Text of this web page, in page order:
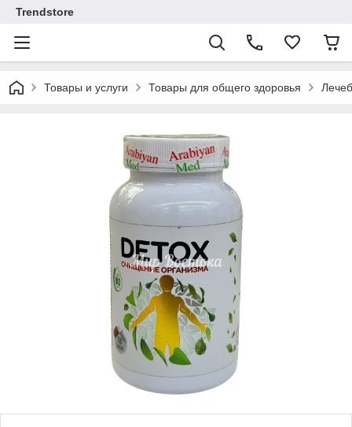
Trendstore
Товары и услуги Товары для общего здоровья